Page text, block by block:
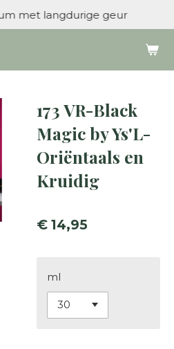
met langdurige geur
173 VR-Black
Magic by Ys'L-
Oriëntaals en
Kruidig
€ 14,95
ml